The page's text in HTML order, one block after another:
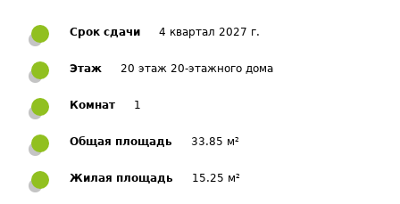
Срок сдачи 4 квартал 2027 г.
Этаж 20 этаж 20-этажного дома
Комнат 1
Общая площадь 33.85 м²
Жилая площадь 15.25 м²